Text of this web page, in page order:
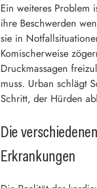
Ein weiteres Problem
ihre Beschwerden
sie in
Komischerweise
Druckmassagen
muss. Urban schlägt
Schritt, der Hürden
Die
Erkrankungen